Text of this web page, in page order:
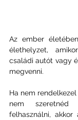
Az ember
élethelyzet,
családi autót vagy
megvenni.
Ha nem
nem szeretnéd
felhasználni,